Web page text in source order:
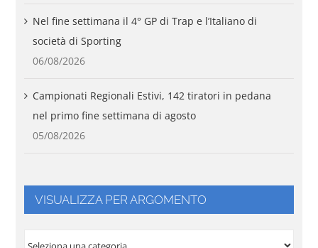
Nel fine settimana il 4° GP di Trap e l’Italiano di
società di Sporting
06/08/2026
Campionati Regionali Estivi, 142 tiratori in pedana
nel primo fine settimana di agosto
05/08/2026
VISUALIZZA PER ARGOMENTO